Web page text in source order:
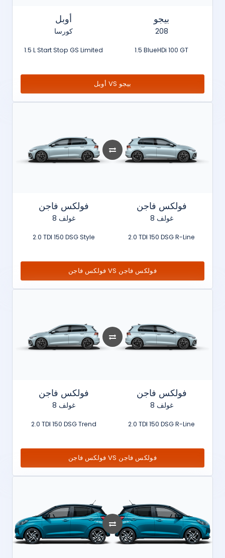
أوبل
كورسا
1.5 L Start Stop GS Limited
بيجو
208
1.5 BlueHDi 100 GT
أوبل VS بيجو
فولكس فاجن
غولف 8
2.0 TDI 150 DSG Style
فولكس فاجن
غولف 8
2.0 TDI 150 DSG R-Line
فولكس فاجن VS فولكس فاجن
فولكس فاجن
غولف 8
2.0 TDI 150 DSG Trend
فولكس فاجن
غولف 8
2.0 TDI 150 DSG R-Line
فولكس فاجن VS فولكس فاجن